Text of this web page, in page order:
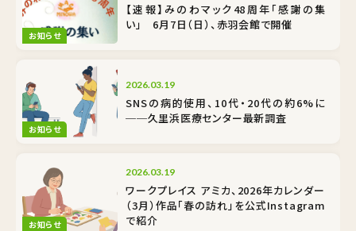
お知らせ
【速報】みのわマック48周年「感謝の集
い」 6月7日（日）、赤羽会館で開催
お知らせ
2026.03.19
SNSの病的使用、10代・20代の約6%に
──久里浜医療センター最新調査
お知らせ
2026.03.19
ワークプレイス アミカ、2026年カレンダー
（3月）作品「春の訪れ」を公式Instagram
で紹介